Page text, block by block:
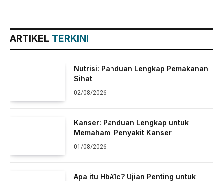
ARTIKEL TERKINI
Nutrisi: Panduan Lengkap Pemakanan
Sihat
02/08/2026
Kanser: Panduan Lengkap untuk
Memahami Penyakit Kanser
01/08/2026
Apa itu HbA1c? Ujian Penting untuk